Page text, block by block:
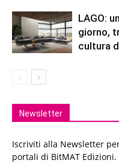
LAGO:
giorno,
cultura
Newsletter
Iscriviti alla Newsletter
portali di BitMAT Edizioni.